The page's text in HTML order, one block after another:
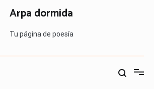
Arpa dormida
Tu página de poesía